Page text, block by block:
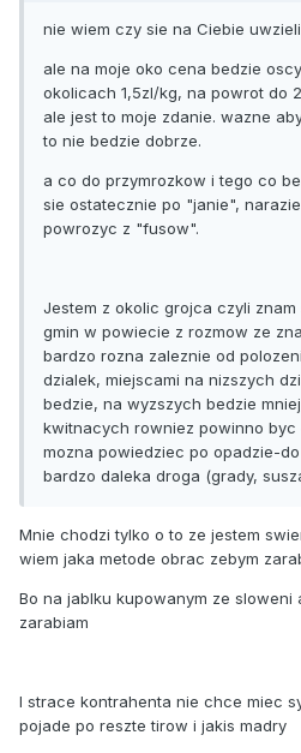
nie wiem czy sie na Ciebie
ale na moje oko cena bedzie
okolicach 1,5zl/kg, na powrot do
ale jest to moje zdanie. wazne
to nie bedzie dobrze.
a co do przymrozkow i tego co
sie ostatecznie po "janie",
powrozyc z "fusow".
Jestem z okolic grojca czyli
gmin w powiecie z rozmow ze
bardzo rozna zaleznie od
dzialek, miejscami na nizszych
bedzie, na wyzszych bedzie
kwitnacych rowniez powinno
mozna powiedziec po opadzie-
bardzo daleka droga (grady,
Mnie chodzi tylko o to ze jestem
wiem jaka metode obrac zebym
Bo na jablku kupowanym ze
zarabiam
I strace kontrahenta nie chce miec
pojade po reszte tirow i jakis madry